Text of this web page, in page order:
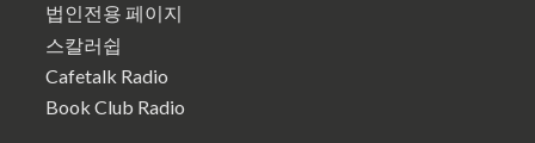
법인전용 페이지
스칼러쉽
Cafetalk Radio
Book Club Radio